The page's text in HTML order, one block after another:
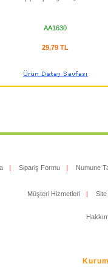
AA1630
29,79 TL
| Sipariş Formu | Numune
Müşteri Hizmetleri | Site